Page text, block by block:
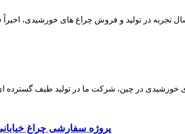
عنوان یک شرکت پیشرو با بیش از 14 سال تجربه در تولید و فروش
خورشیدی در چین، شرکت ما در تولید طیف
پروژه سفارشی چراغ